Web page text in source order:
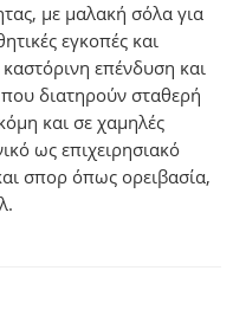
με μαλακή σόλα για
εγκοπές και
επένδυση και
διατηρούν σταθερή
και σε χαμηλές
ως επιχειρησιακό
σπορ όπως ορειβασία,